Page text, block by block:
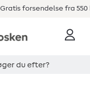
Gratis forsendelse fra 550